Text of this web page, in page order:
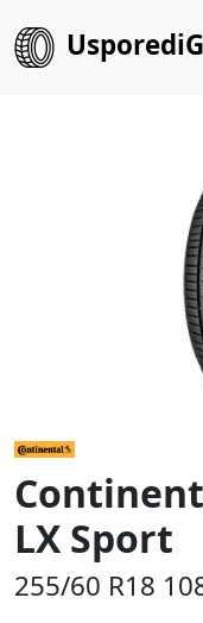
LX Sport
255/60 R18